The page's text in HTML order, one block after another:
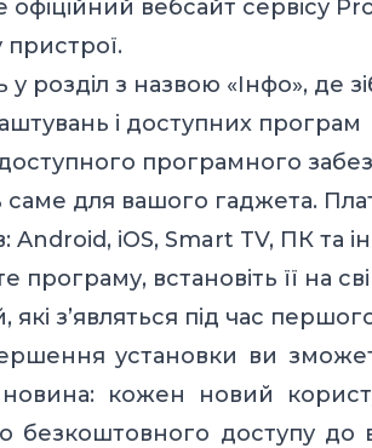
офіційний вебсайт сервісу
пристрої.
у розділ з назвою «Інфо», де
і доступних програм
програмного
саме для вашого гаджета.
Android, iOS, Smart TV, ПК та
програму, встановіть її на
які з’являться під час
установки ви
кожен новий
безкоштовного доступу до